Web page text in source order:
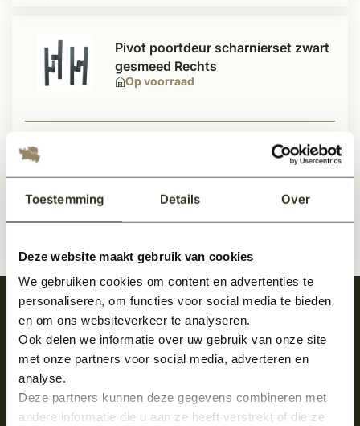
Toestemming Details Over
Deze website maakt gebruik van cookies
We gebruiken cookies om content en advertenties te
personaliseren, om functies voor social media te bieden
en om ons websiteverkeer te analyseren.
Ook delen we informatie over uw gebruik van onze site
met onze partners voor social media, adverteren en
analyse.
Deze partners kunnen deze gegevens combineren met
andere informatie die u aan ze heeft verstrekt of die ze
Op voorraad
Pivot poortdeur scharnierset zwart
gesmeed Rechts
Meld je aan en ontvang het laatste nieuws
over onze kempische bouwstijl!
Aanmelden voor de nieuwsbrief